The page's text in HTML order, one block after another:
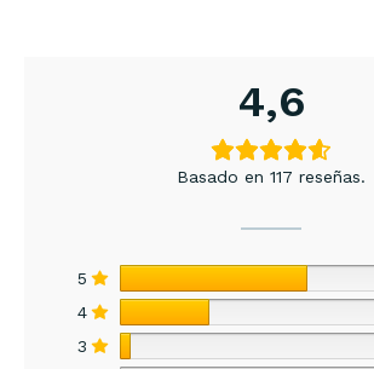
4,6
Basado en 117 reseñas.
5
4
3